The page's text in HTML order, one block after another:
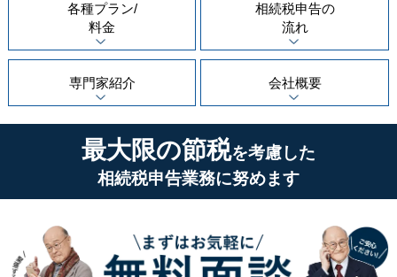
各種プラン/
料金
相続税申告の
流れ
専門家紹介 会社概要
最大限の節税を考慮した
相続税申告業務に努めます